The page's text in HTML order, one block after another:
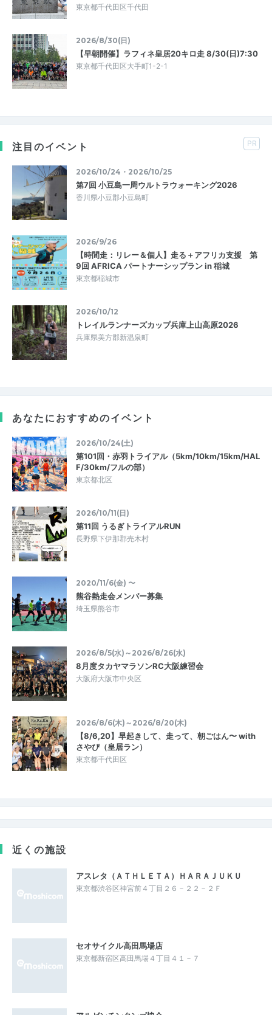
東京都千代田区千代田
2026/8/30(日)
【早朝開催】ラフィネ皇居20キロ走 8/30(日)7:30
東京都千代田区大手町1-2-1
注目のイベント PR
2026/10/24・2026/10/25
第7回 小豆島一周ウルトラウォーキング2026
香川県小豆郡小豆島町
2026/9/26
【時間走：リレー＆個人】走る＋アフリカ支援 第
9回 AFRICA パートナーシップラン in 稲城
東京都稲城市
2026/10/12
トレイルランナーズカップ兵庫上山高原2026
兵庫県美方郡新温泉町
あなたにおすすめのイベント
2026/10/24(土)
第101回・赤羽トライアル（5km/10km/15km/HAL
F/30km/フルの部）
東京都北区
2026/10/11(日)
第11回 うるぎトライアルRUN
長野県下伊那郡売木村
2020/11/6(金) 〜
熊谷熱走会メンバー募集
埼玉県熊谷市
2026/8/5(水)～2026/8/26(水)
8月度タカヤマラソンRC大阪練習会
大阪府大阪市中央区
2026/8/6(木)～2026/8/20(木)
【8/6,20】早起きして、走って、朝ごはん〜 with
さやぴ（皇居ラン）
東京都千代田区
近くの施設
アスレタ（ＡＴＨＬＥＴＡ）ＨＡＲＡＪＵＫＵ
東京都渋谷区神宮前４丁目２６－２２－２Ｆ
セオサイクル高田馬場店
東京都新宿区高田馬場４丁目４１－７